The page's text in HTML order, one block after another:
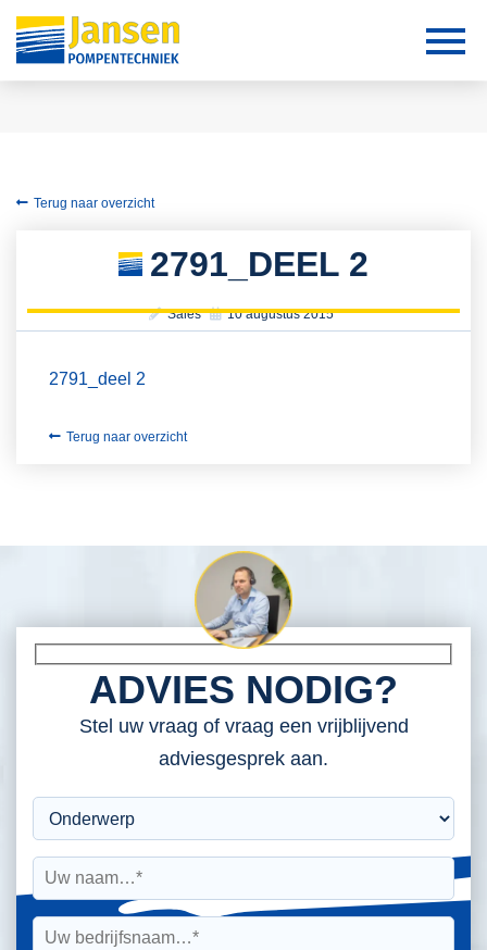
Terug naar overzicht
2791_DEEL 2
Sales 10 augustus 2015
2791_deel 2
Terug naar overzicht
ADVIES NODIG?
Stel uw vraag of vraag een vrijblijvend
adviesgesprek aan.